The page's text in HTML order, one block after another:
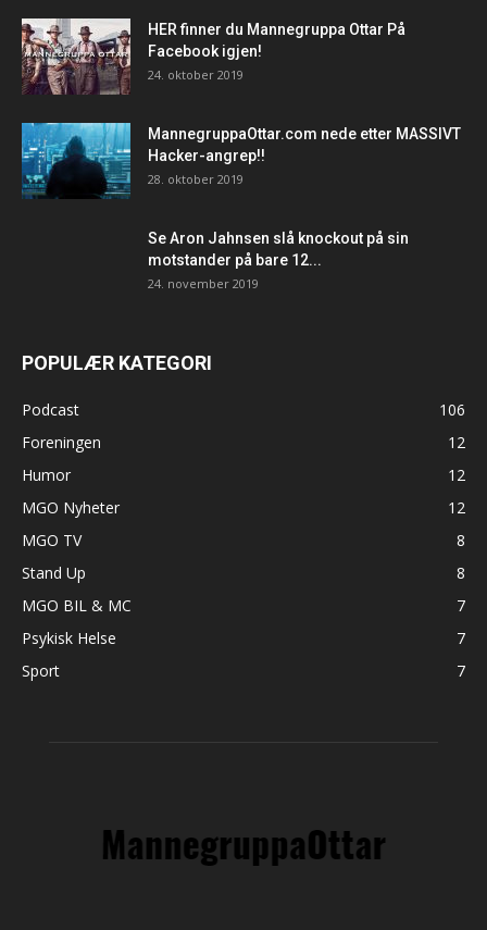
HER finner du Mannegruppa Ottar På
Facebook igjen!
24. oktober 2019
MannegruppaOttar.com nede etter MASSIVT
Hacker-angrep!!
28. oktober 2019
Se Aron Jahnsen slå knockout på sin
motstander på bare 12...
24. november 2019
POPULÆR KATEGORI
Podcast
106
Foreningen
12
Humor
12
MGO Nyheter
12
MGO TV
8
Stand Up
8
MGO BIL & MC
7
Psykisk Helse
7
Sport
7